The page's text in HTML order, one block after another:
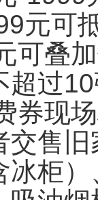
元可
可叠
超过
券现
交售
冰柜